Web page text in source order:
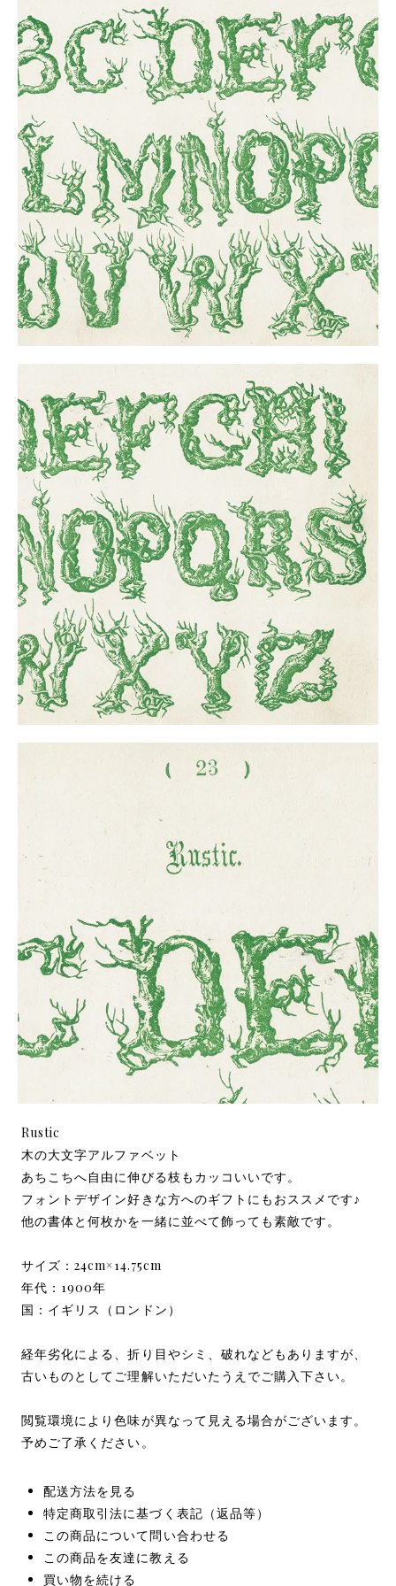
Rustic
木の大文字アルファベット
あちこちへ自由に伸びる枝もカッコいいです。
フォントデザイン好きな方へのギフトにもおススメです♪
他の書体と何枚かを一緒に並べて飾っても素敵です。
サイズ：24cm×14.75cm
年代：1900年
国：イギリス（ロンドン）
経年劣化による、折り目やシミ、破れなどもありますが、
古いものとしてご理解いただいたうえでご購入下さい。
閲覧環境により色味が異なって見える場合がございます。
予めご了承ください。
配送方法を見る
特定商取引法に基づく表記（返品等）
この商品について問い合わせる
この商品を友達に教える
買い物を続ける